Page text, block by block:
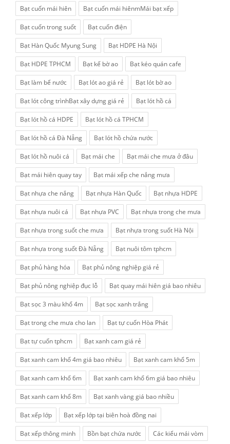
Bạt cuốn mái hiên Bạt cuốn mái hiênmMái bạt xếp
Bạt cuốn trong suốt Bạt cuốn điện
Bạt Hàn Quốc Myung Sung Bạt HDPE Hà Nội
Bạt HDPE TPHCM Bạt kế bờ ao Bạt kéo quán cafe
Bạt làm bể nước Bạt lót ao giá rẻ Bạt lót bờ ao
Bạt lót công trìnhBạt xây dựng giá rẻ Bạt lót hồ cá
Bạt lót hồ cá HDPE Bạt lót hồ cá TPHCM
Bạt lót hồ cá Đà Nẵng Bạt lót hồ chứa nước
Bạt lót hồ nuôi cá Bạt mái che Bạt mái che mưa ở đâu
Bạt mái hiên quay tay Bạt mái xếp che nắng mưa
Bạt nhựa che nắng Bạt nhựa Hàn Quốc Bạt nhựa HDPE
Bạt nhựa nuôi cá Bạt nhựa PVC Bạt nhựa trong che mưa
Bạt nhựa trong suốt che mưa Bạt nhựa trong suốt Hà Nội
Bạt nhựa trong suốt Đà Nẵng Bạt nuôi tôm tphcm
Bạt phủ hàng hóa Bạt phủ nông nghiệp giá rẻ
Bạt phủ nông nghiệp đục lỗ Bạt quay mái hiên giá bao nhiêu
Bạt sọc 3 màu khổ 4m Bạt sọc xanh trắng
Bạt trong che mưa cho lan Bạt tự cuốn Hòa Phát
Bạt tự cuốn tphcm Bạt xanh cam giá rẻ
Bạt xanh cam khổ 4m giá bao nhiêu Bạt xanh cam khổ 5m
Bạt xanh cam khổ 6m Bạt xanh cam khổ 6m giá bao nhiêu
Bạt xanh cam khổ 8m Bạt xanh vàng giá bao nhiều
Bạt xếp lớp Bạt xếp lớp tại biên hoà đồng nai
Bạt xếp thông minh Bồn bạt chứa nước Các kiểu mái vòm